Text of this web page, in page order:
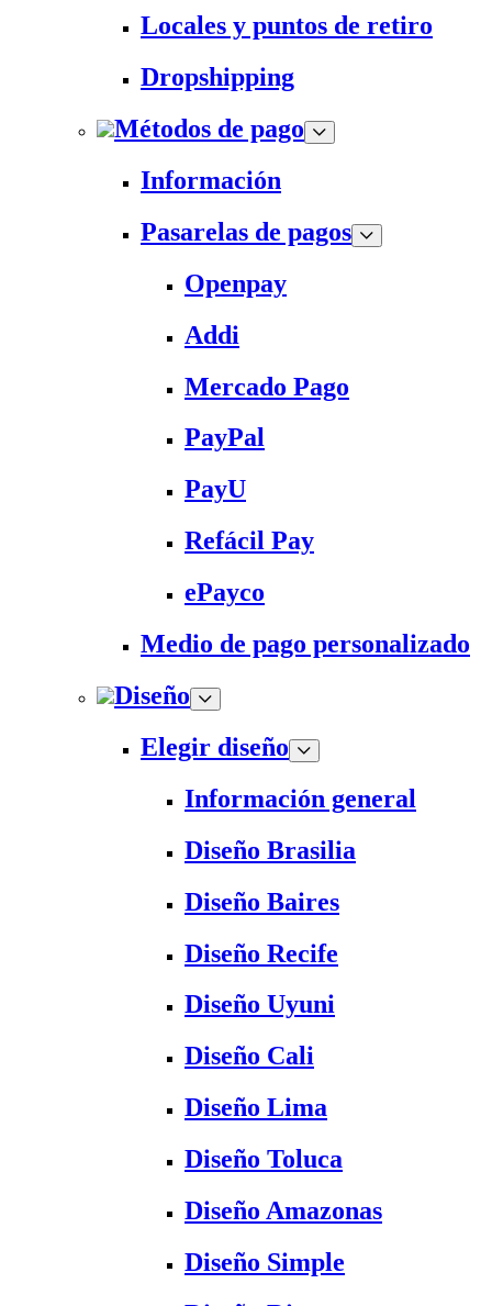
Locales y puntos de retiro
Dropshipping
Métodos de pago
Información
Pasarelas de pagos
Openpay
Addi
Mercado Pago
PayPal
PayU
Refácil Pay
ePayco
Medio de pago personalizado
Diseño
Elegir diseño
Información general
Diseño Brasilia
Diseño Baires
Diseño Recife
Diseño Uyuni
Diseño Cali
Diseño Lima
Diseño Toluca
Diseño Amazonas
Diseño Simple